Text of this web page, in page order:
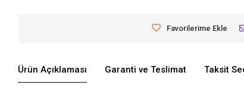
Favorilerime Ekle
Ürün Açıklaması Garanti ve Teslimat Taksit